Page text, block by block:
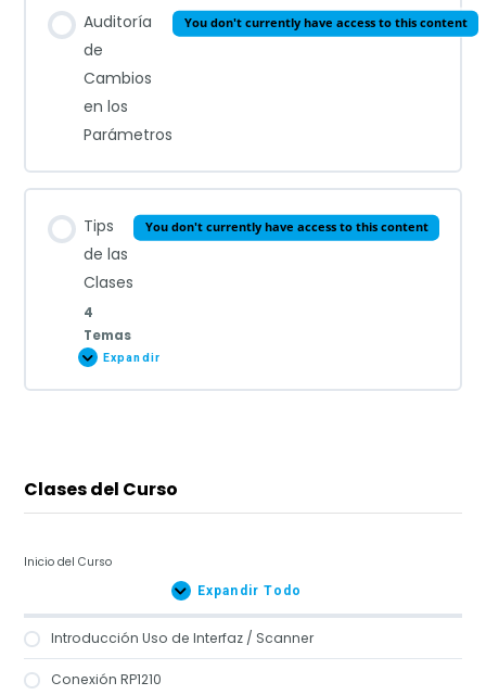
Auditoría
de
Cambios
en los
Parámetros
You don't currently have access to this content
Tips
de las
Clases
4
Temas
You don't currently have access to this content
Expandir
Tips
las
Tip 2
Tip 3
Clases del Curso
Inicio del Curso
Expandir Todo
Clases
Introducción Uso de Interfaz / Scanner
Conexión RP1210